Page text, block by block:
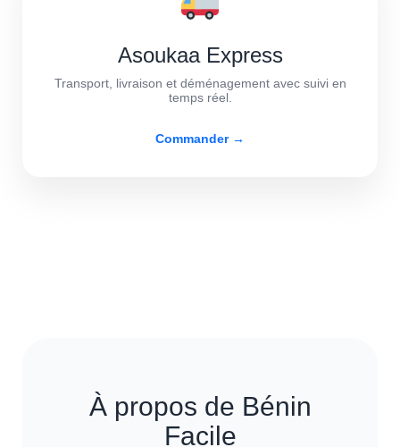
Asoukaa Express
Transport, livraison et déménagement avec suivi en
temps réel.
Commander →
À propos de Bénin
Facile